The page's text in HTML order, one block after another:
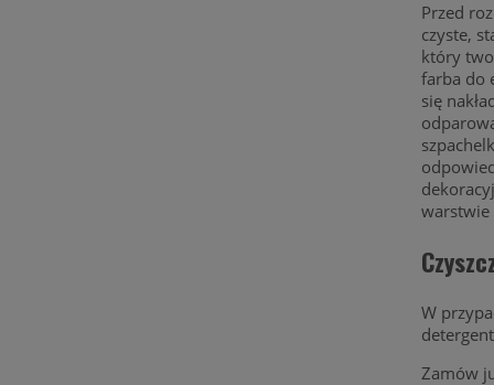
Przed
czyste,
który
farba do
się
warstwie
W
Zamów